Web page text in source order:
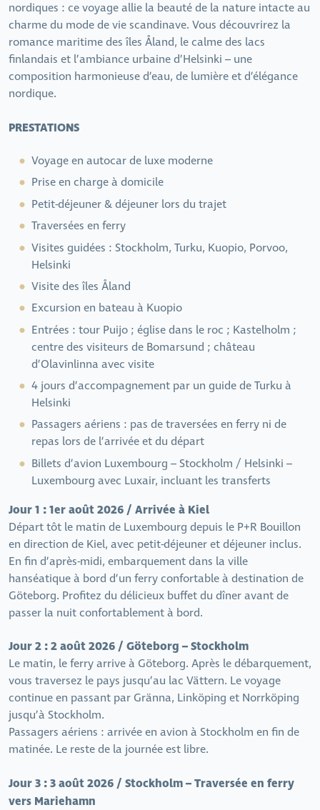
nordiques : ce voyage allie la beauté de la nature intacte au
charme du mode de vie scandinave. Vous découvrirez la
romance maritime des îles Åland, le calme des lacs
finlandais et l’ambiance urbaine d’Helsinki – une
composition harmonieuse d’eau, de lumière et d’élégance
nordique.
PRESTATIONS
Voyage en autocar de luxe moderne
Prise en charge à domicile
Petit-déjeuner & déjeuner lors du trajet
Traversées en ferry
Visites guidées : Stockholm, Turku, Kuopio, Porvoo,
Helsinki
Visite des îles Åland
Excursion en bateau à Kuopio
Entrées : tour Puijo ; église dans le roc ; Kastelholm ;
centre des visiteurs de Bomarsund ; château
d’Olavinlinna avec visite
4 jours d’accompagnement par un guide de Turku à
Helsinki
Passagers aériens : pas de traversées en ferry ni de
repas lors de l’arrivée et du départ
Billets d’avion Luxembourg – Stockholm / Helsinki –
Luxembourg avec Luxair, incluant les transferts
Jour 1 : 1er août 2026 / Arrivée à Kiel
Départ tôt le matin de Luxembourg depuis le P+R Bouillon
en direction de Kiel, avec petit-déjeuner et déjeuner inclus.
En fin d’après-midi, embarquement dans la ville
hanséatique à bord d’un ferry confortable à destination de
Göteborg. Profitez du délicieux buffet du dîner avant de
passer la nuit confortablement à bord.
Jour 2 : 2 août 2026 / Göteborg – Stockholm
Le matin, le ferry arrive à Göteborg. Après le débarquement,
vous traversez le pays jusqu’au lac Vättern. Le voyage
continue en passant par Gränna, Linköping et Norrköping
jusqu’à Stockholm.
Passagers aériens : arrivée en avion à Stockholm en fin de
matinée. Le reste de la journée est libre.
Jour 3 : 3 août 2026 / Stockholm – Traversée en ferry
vers Mariehamn